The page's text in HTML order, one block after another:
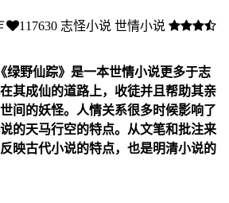
117630 志怪小说 世情小说
《绿野仙踪》是一本世情小说更多于志
其成仙的道路上，收徒并且帮助其亲
间的妖怪。人情关系很多时候影响了
的天马行空的特点。从文笔和批注来
映古代小说的特点，也是明清小说的